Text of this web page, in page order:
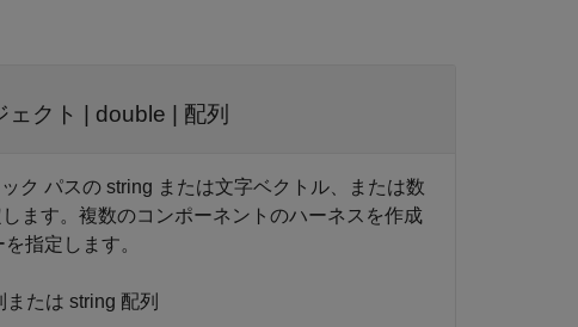
ェクト double 配列
ク パスの string または文字ベクトル、または数
ます。複数のコンポーネントのハーネスを作成
指定します。
たは string 配列